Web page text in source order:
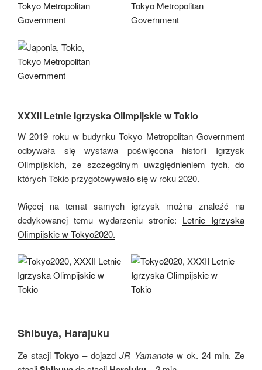
XXXII Letnie Igrzyska Olimpijskie w Tokio
W 2019 roku w budynku Tokyo Metropolitan Government
odbywała się wystawa poświęcona historii Igrzysk
Olimpijskich, ze szczególnym uwzględnieniem tych, do
których Tokio przygotowywało się w roku 2020.
Więcej na temat samych igrzysk można znaleźć na
dedykowanej temu wydarzeniu stronie: Letnie Igrzyska
Olimpijskie w Tokyo2020.
Shibuya, Harajuku
Ze stacjiTokyo – dojazdJR Yamanotew ok. 24 min. Ze